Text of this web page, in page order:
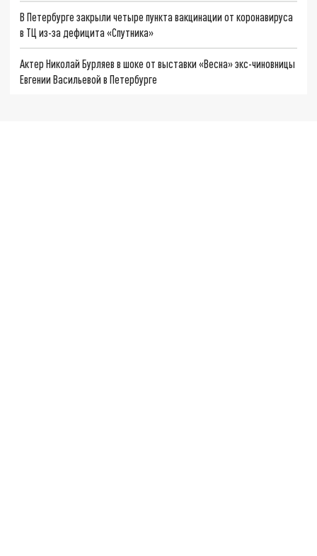
В Петербурге закрыли четыре пункта вакцинации от коронавируса
в ТЦ из-за дефицита «Спутника»
Актер Николай Бурляев в шоке от выставки «Весна» экс-чиновницы
Евгении Васильевой в Петербурге